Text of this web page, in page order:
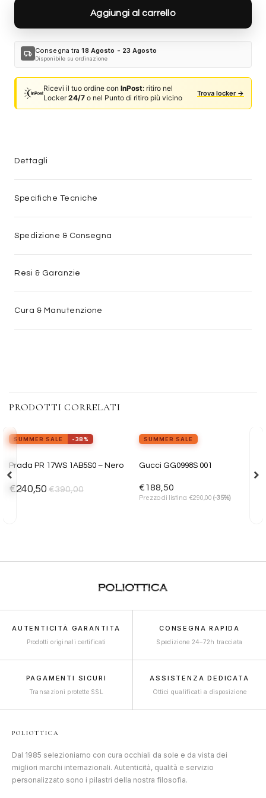
Aggiungi al carrello
local_shipping Consegna tra18 Agosto - 23 Agosto
Disponibile su ordinazione
Ricevi il tuo ordine conInPost: ritiro nel
Locker24/7 o nel Punto di ritiro più vicino
Trova locker →
Dettagli
Specifiche Tecniche
Spedizione & Consegna
Resi & Garanzie
Cura & Manutenzione
PRODOTTI CORRELATI
alla lista
view_in_arProvalo ora
SUMMER SALE -38%
Prada PR 17WS 1AB5S0 – Nero
€240,50 €390,00
SUMMER SALE
Gucci GG0998S 001
€188,50
Prezzo di listino: €290,00 (-35%)
AUTENTICITÀ GARANTITA
Prodotti originali certificati
CONSEGNA RAPIDA
Spedizione 24–72h tracciata
PAGAMENTI SICURI
Transazioni protette SSL
ASSISTENZA DEDICATA
Ottici qualificati a disposizione
POLIOTTICA
Dal 1985 selezioniamo con cura occhiali da sole e da vista dei
migliori marchi internazionali. Autenticità, qualità e servizio
personalizzato sono i pilastri della nostra filosofia.